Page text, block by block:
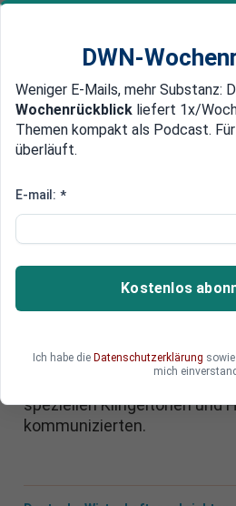
Newsticker MEIN DWN:
Edelmetalle DWN-
Tricks wie beim Poker-Spiel
FBI: Banken
mit Klingeltönen
Amerikanische und
Regierungs-Behörden
speziellen Klingeltönen und
kommunizierten.
DWN-
Weniger E-Mails, mehr Substanz:
Wochenrückblick liefert 1x/
Themen kompakt als Podcast.
überläuft.
E-mail: *
Kostenlos
Ich habe die Datenschutzerklärung
mich